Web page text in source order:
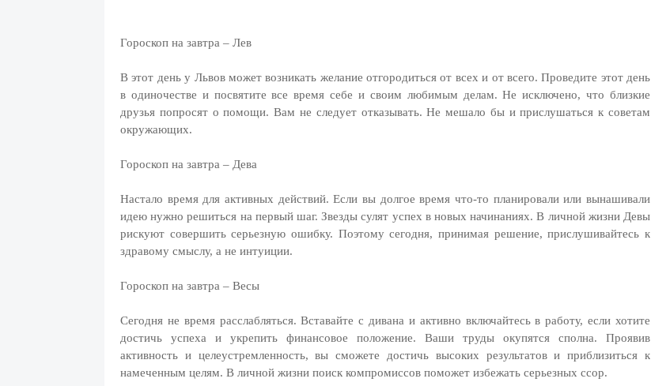
Гороскоп на завтра – Лев
В этот день у Львов может возникать желание отгородиться от всех и от всего. Проведите этот день
в одиночестве и посвятите все время себе и своим любимым делам. Не исключено, что близкие
друзья попросят о помощи. Вам не следует отказывать. Не мешало бы и прислушаться к советам
окружающих.
Гороскоп на завтра – Дева
Настало время для активных действий. Если вы долгое время что-то планировали или вынашивали
идею нужно решиться на первый шаг. Звезды сулят успех в новых начинаниях. В личной жизни Девы
рискуют совершить серьезную ошибку. Поэтому сегодня, принимая решение, прислушивайтесь к
здравому смыслу, а не интуиции.
Гороскоп на завтра – Весы
Сегодня не время расслабляться. Вставайте с дивана и активно включайтесь в работу, если хотите
достичь успеха и укрепить финансовое положение. Ваши труды окупятся сполна. Проявив
активность и целеустремленность, вы сможете достичь высоких результатов и приблизиться к
намеченным целям. В личной жизни поиск компромиссов поможет избежать серьезных ссор.